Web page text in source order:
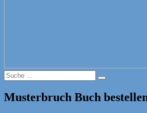
Suche
nach:
Suche
Musterbruch Buch